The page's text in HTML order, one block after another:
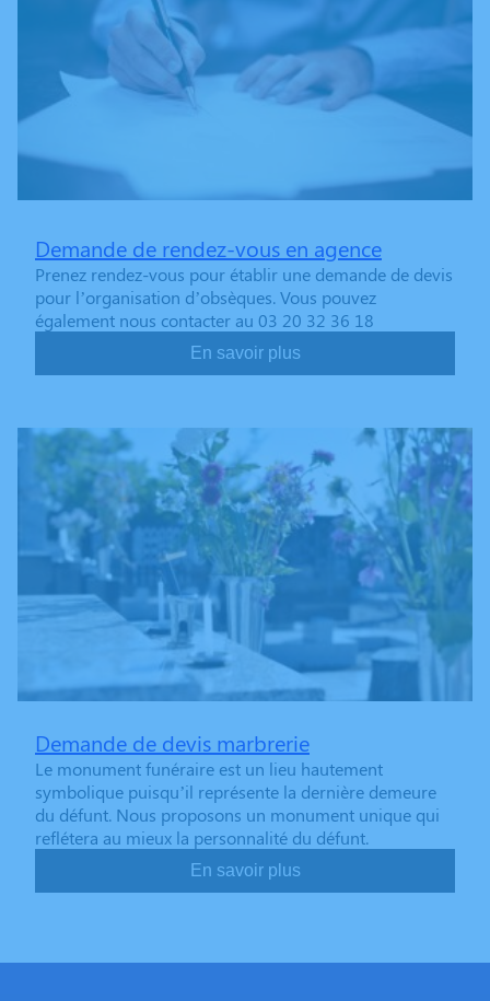
Demande de rendez-vous en agence
Prenez rendez-vous pour établir une demande de devis
pour l’organisation d’obsèques. Vous pouvez
également nous contacter au 03 20 32 36 18
En savoir plus
Demande de devis marbrerie
Le monument funéraire est un lieu hautement
symbolique puisqu’il représente la dernière demeure
du défunt. Nous proposons un monument unique qui
reflétera au mieux la personnalité du défunt.
En savoir plus